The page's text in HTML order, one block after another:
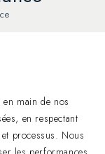
main de nos
en respectant
processus. Nous